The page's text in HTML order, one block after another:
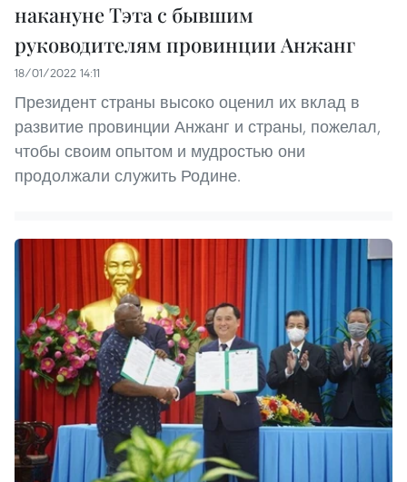
накануне Тэта с бывшим
руководителям провинции Анжанг
18/01/2022 14:11
Президент страны высоко оценил их вклад в
развитие провинции Анжанг и страны, пожелал,
чтобы своим опытом и мудростью они
продолжали служить Родине.